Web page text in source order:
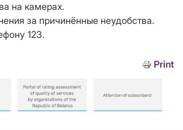
на камерах.
за причинённые неудобства.
123.
Print